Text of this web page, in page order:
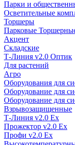
Парки и
Осветительные
Торшеры
Парковые
Акцент
Складские
Т-Линия v2.0 Оптик
Для растений
Агро
Оборудования для
Оборудование для
Оборудование для
Взрывозащищенные
Т-Линия v2.0 Ex
Прожектор v2.0 Ex
Профи v2.0 Ex